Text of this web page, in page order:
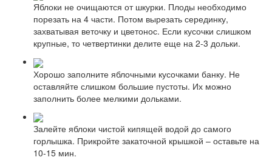
Яблоки не очищаются от шкурки. Плоды необходимо
порезать на 4 части. Потом вырезать серединку,
захватывая веточку и цветонос. Если кусочки слишком
крупные, то четвертинки делите еще на 2-3 дольки.
Хорошо заполните яблочными кусочками банку. Не
оставляйте слишком большие пустоты. Их можно
заполнить более мелкими дольками.
Залейте яблоки чистой кипящей водой до самого
горлышка. Прикройте закаточной крышкой – оставьте на
10-15 мин.